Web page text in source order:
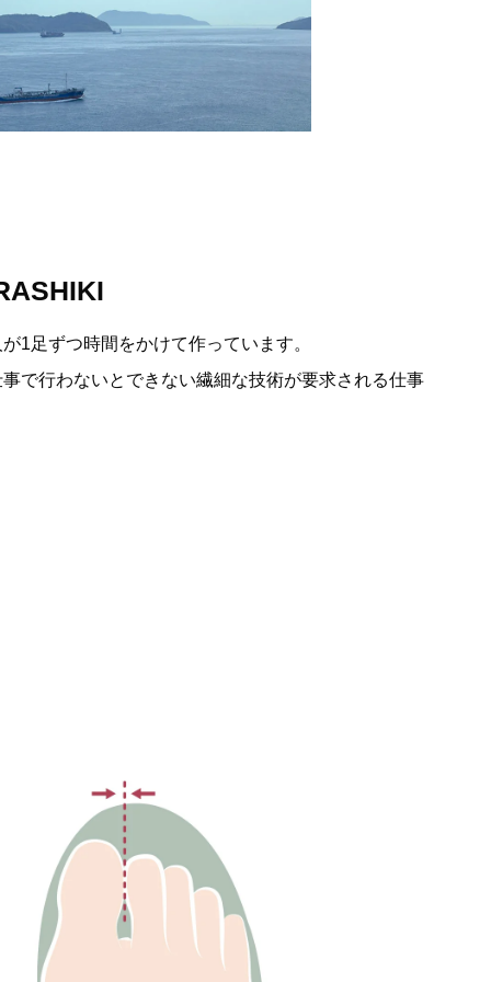
1足ずつ時間をかけて作っています。
で行わないとできない繊細な技術が要求される仕事